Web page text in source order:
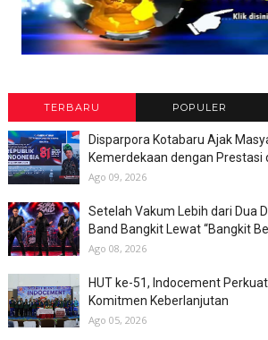
TERBARU POPULER
Disparpora Kotabaru Ajak
Kemerdekaan dengan Prestasi
Ago 09, 2026
Setelah Vakum Lebih dari Dua
Band Bangkit Lewat “Bangkit
Ago 08, 2026
HUT ke-51, Indocement
Komitmen Keberlanjutan
Ago 05, 2026